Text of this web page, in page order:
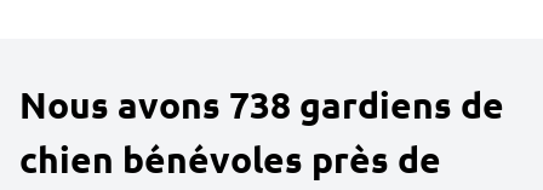
Nous avons 738 gardiens de
chien bénévoles près de